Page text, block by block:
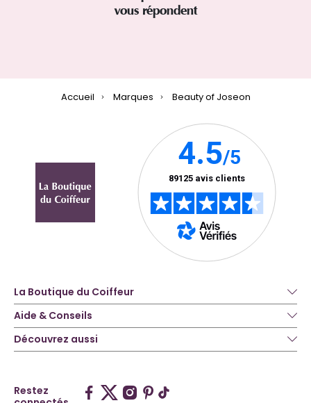
vous répondent
Accueil Marques Beauty of Joseon
La Boutique du Coiffeur
Aide & Conseils
Découvrez aussi
Restez